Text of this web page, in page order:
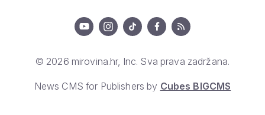
© 2026 mirovina.hr, Inc. Sva prava zadržana.
News CMS for Publishers by Cubes BIGCMS